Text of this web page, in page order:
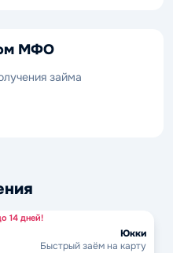
МФО
займа
14 дней!
Юкки
Быстрый заём на карту